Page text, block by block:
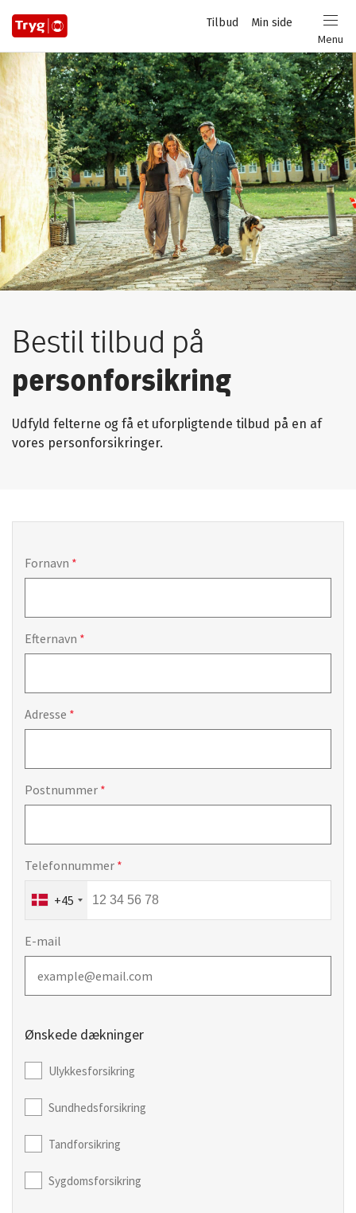
Menu
Privat
Login
Min side
Tilbud
Bestil tilbud på
personforsikring
Udfyld felterne og få et uforpligtende tilbud på en af
vores personforsikringer.
Fornavn
Efternavn
Adresse
Postnummer
Telefonnummer
+45
E-mail
Ønskede dækninger
Ulykkesforsikring
Sundhedsforsikring
Tandforsikring
Sygdomsforsikring